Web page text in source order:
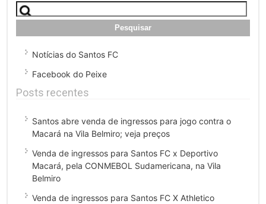
Pesquisar
por:
Notícias do Santos FC
Facebook do Peixe
Posts recentes
Santos abre venda de ingressos para jogo contra o
Macará na Vila Belmiro; veja preços
Venda de ingressos para Santos FC x Deportivo
Macará, pela CONMEBOL Sudamericana, na Vila
Belmiro
Venda de ingressos para Santos FC X Athletico